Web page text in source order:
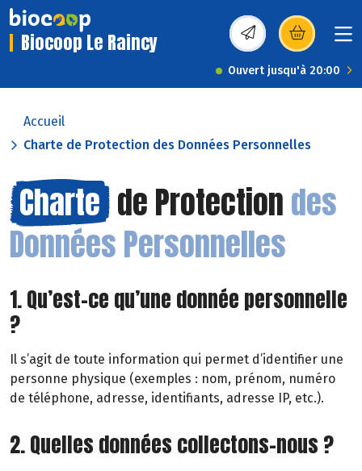
Biocoop Le Raincy (s’ouvre dans une
Ouvert jusqu'à 20:00
Accueil
Charte de Protection des Données Personnelles
Charte de Protectiondes
Données Personnelles
1. Qu’est-ce qu’une donnée personnelle
?
Il s’agit de toute information qui permet d’identifier une
personne physique (exemples : nom, prénom, numéro
de téléphone, adresse, identifiants, adresse IP, etc.).
2. Quelles données collectons-nous ?